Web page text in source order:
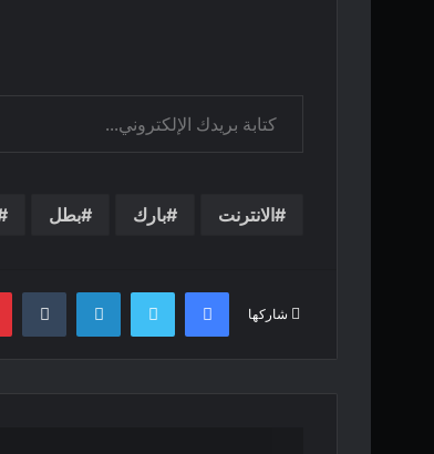
الانترنت بارك بطل
شاركها
فيسبوكتويتر لينكدإن